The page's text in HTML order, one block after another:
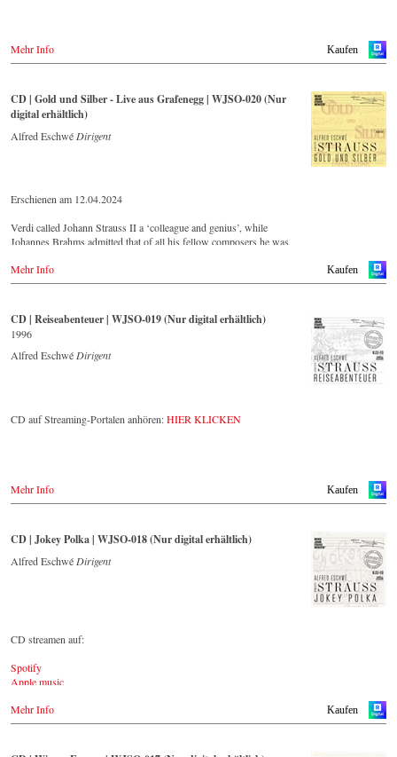
Kaufen
Mehr Info
CD | Gold und Silber - Live aus Grafenegg | WJSO-020 (Nur
digital erhältlich)
Alfred Eschwé Dirigent
Erschienen am 12.04.2024
Verdi called Johann Strauss II a ‘colleague and genius’, while
Johannes Brahms admitted that of all his fellow composers he was
large concert halls of Japan, people in all parts of the world are still
enthralled by the ‘fascination of Strauss’.
This live recorded album from the festive Auditorium in Grafenegg –
recorded by the leading Strauss ensemble with an authentic orchestra
of 42 musicians – provides proof that this music is as full of life and
September 2022 is a testament to the liveliness efforts, which was
Kaufen
Mehr Info
CD | Reiseabenteuer | WJSO-019 (Nur digital erhältlich)
1996
Alfred Eschwé Dirigent
CD auf Streaming-Portalen anhören:HIER KLICKEN
Kaufen
Mehr Info
CD | Jokey Polka | WJSO-018 (Nur digital erhältlich)
Alfred Eschwé Dirigent
CD streamen auf:
Spotify
Apple music
Qobuz
Amazon
Deezer
Kaufen
Mehr Info